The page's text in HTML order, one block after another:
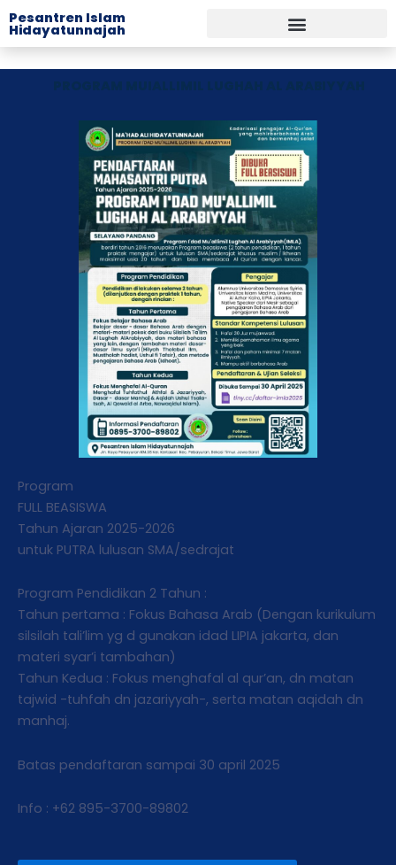
Lewati
ke
konten
Pesantren Islam
Hidayatunnajah
Program
FULL BEASISWA
Tahun Ajaran 2025-2026
untuk PUTRA lulusan SMA/sedrajat
Program Pendidikan 2 Tahun :
Tahun pertama : Fokus Bahasa Arab (Dengan kurikulum
silsilah tali’lim yg d gunakan idad LIPIA jakarta, dan
materi syar’i tambahan)
Tahun Kedua : Fokus menghafal al qur’an, dn matan
tajwid -tuhfah dn jazariyyah-, serta matan aqidah dn
manhaj.
Batas pendaftaran sampai 30 april 2025
Info : +62 895-3700-89802